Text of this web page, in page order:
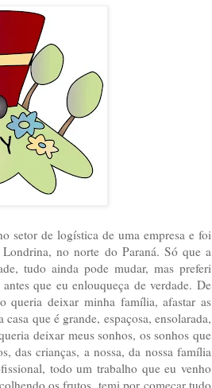
setor de logística de uma empresa e foi
no norte do Paraná. Só que a
tudo ainda pode mudar, mas preferi
que eu enlouqueça de verdade. De
deixar minha família, afastar as
que é grande, espaçosa, ensolarada,
deixar meus sonhos, os sonhos que
das crianças, a nossa, da nossa família
todo um trabalho que eu venho